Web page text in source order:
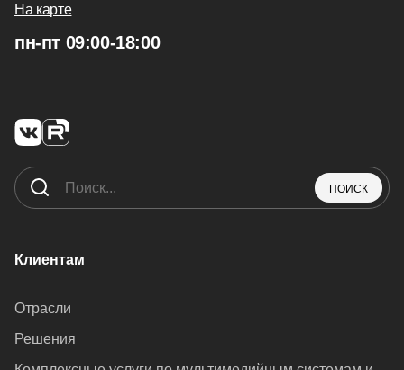
На карте
пн-пт 09:00-18:00
ПОИСК
Клиентам
Отрасли
Решения